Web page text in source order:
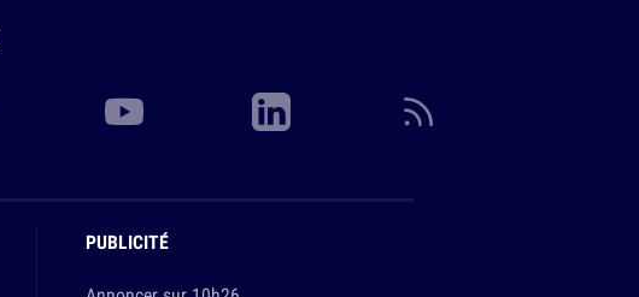
PUBLICITÉ